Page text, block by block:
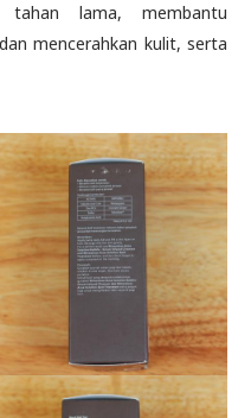
lama, membantu
mencerahkan kulit, serta